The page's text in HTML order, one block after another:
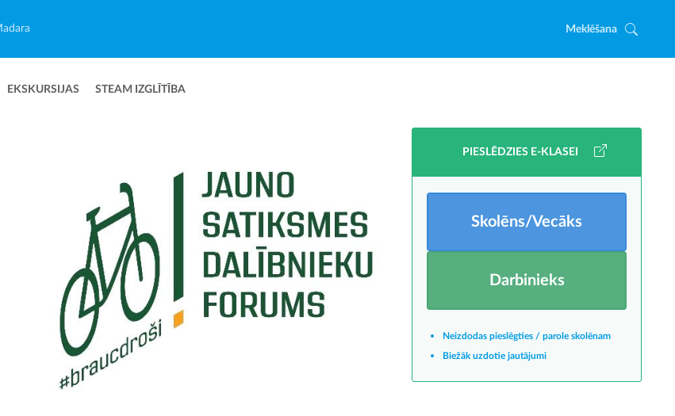
Meklēšana
EKSKURSIJAS STEAM IZGLĪTĪBA
PIESLĒDZIES E-KLASEI
Skolēns/Vecāks
Darbinieks
Neizdodas pieslēgties / parole skolēnam
Biežāk uzdotie jautājumi